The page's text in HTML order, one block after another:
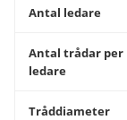
Antal ledare
Antal trådar per
ledare
Tråddiameter